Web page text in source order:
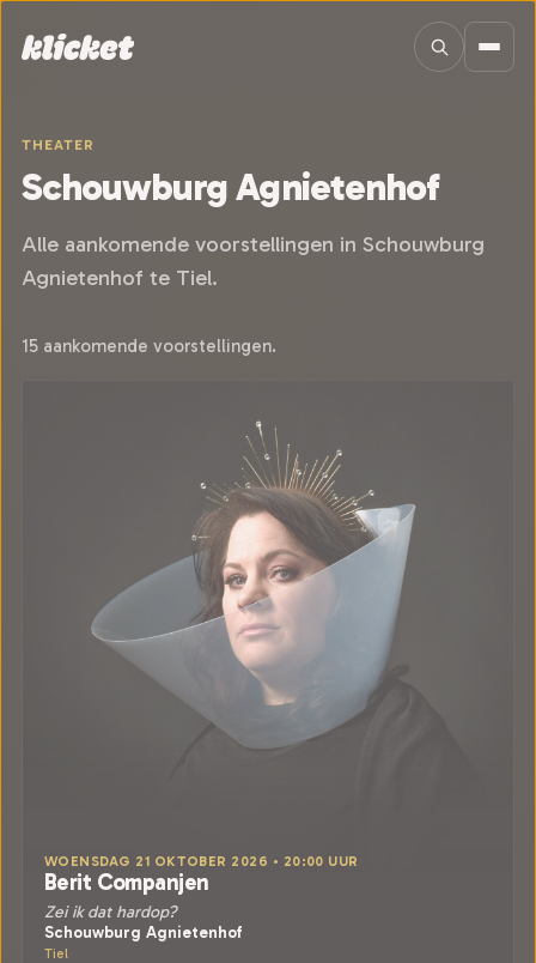
THEATER
Schouwburg Agnietenhof
Alle aankomende voorstellingen in Schouwburg
Agnietenhof te Tiel.
15 aankomende voorstellingen.
WOENSDAG 21 OKTOBER 2026 • 20:00 UUR
Berit Companjen
Zei ik dat hardop?
Schouwburg Agnietenhof
Tiel